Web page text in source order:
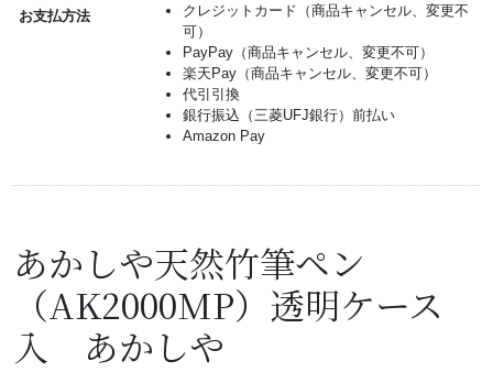
お支払方法
クレジットカード（商品キャンセル、変更不
可）
PayPay（商品キャンセル、変更不可）
楽天Pay（商品キャンセル、変更不可）
代引引換
銀行振込（三菱UFJ銀行）前払い
Amazon Pay
あかしや天然竹筆ペン
（AK2000MP）透明ケース
入 あかしや